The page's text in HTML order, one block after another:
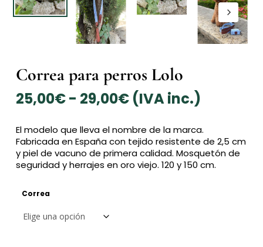
Correa para perros Lolo
25,00€- 29,00€Rango
de
precios:
desde
25,00€
hasta
(IVA inc.)
El modelo que lleva el nombre de la marca.
Fabricada en España con tejido resistente de 2,5 cm
y piel de vacuno de primera calidad. Mosquetón de
seguridad y herrajes en oro viejo. 120 y 150 cm.
Correa